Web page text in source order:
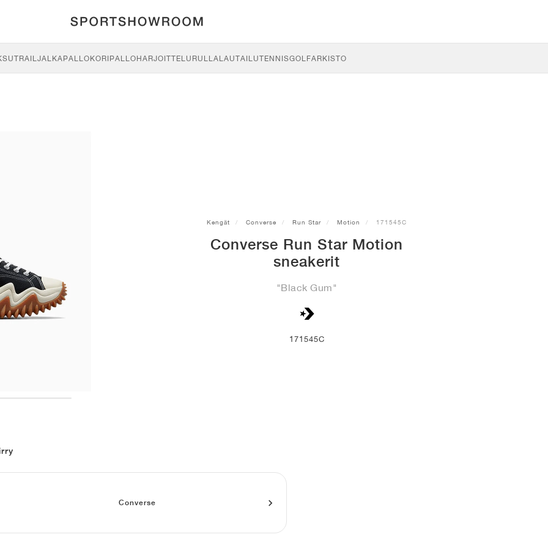
TRAILJALKAPALLOKORIPALLOHARJOITTELU RULLALAUTAILUTENNISGOLFARKISTO
Kengät Converse Run Star Motion 171545C
Converse Run Star Motion
sneakerit
"Black Gum"
171545C
Converse